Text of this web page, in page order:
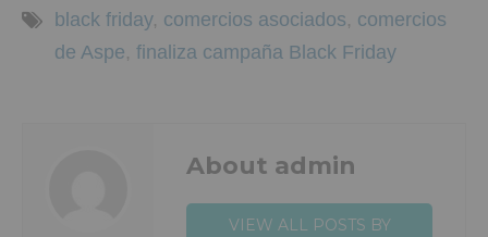
black friday, comercios asociados, comercios
de Aspe, finaliza campaña Black Friday
About admin
VIEW ALL POSTS BY